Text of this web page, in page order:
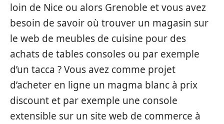
loin de Nice ou alors Grenoble et vous avez
besoin de savoir où trouver un magasin sur
le web de meubles de cuisine pour des
achats de tables consoles ou par exemple
d’un tacca ? Vous avez comme projet
d’acheter en ligne un magma blanc à prix
discount et par exemple une console
extensible sur un site web de commerce à